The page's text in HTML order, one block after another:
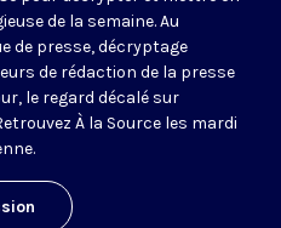
de la semaine. Au
de presse, décryptage
de rédaction de la presse
le regard décalé sur
À la Source les mardi